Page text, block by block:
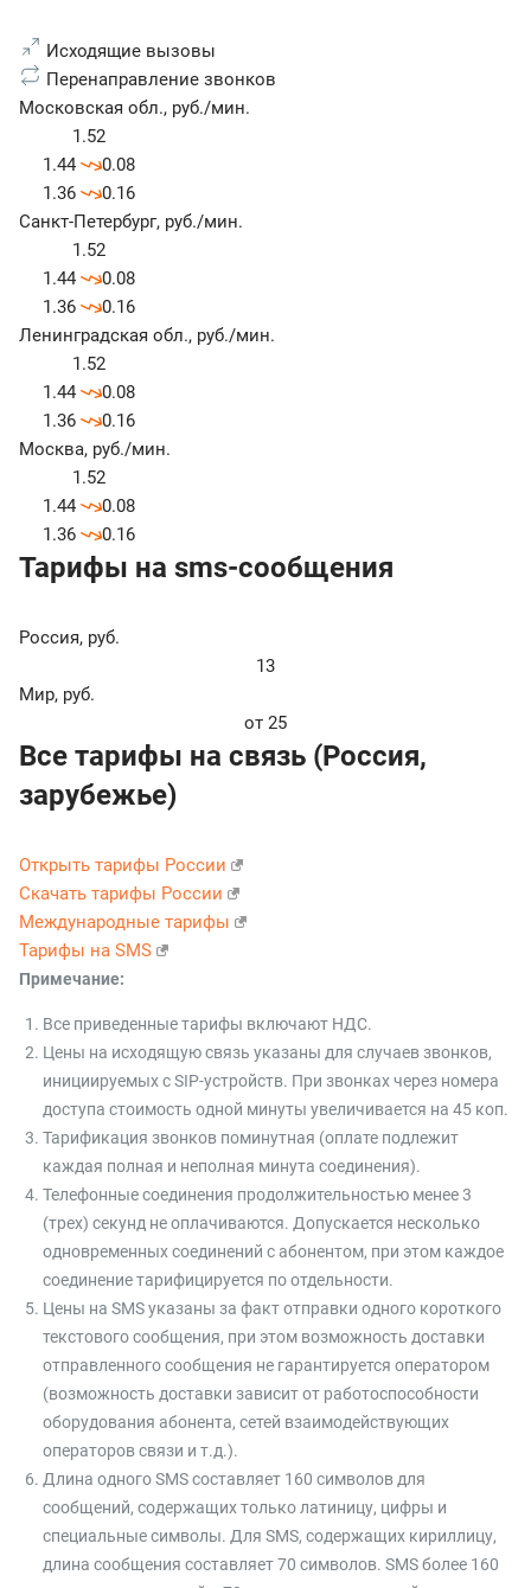
Исходящие вызовы
Перенаправление звонков
Московская обл., руб./мин.
1.52
1.44
0.08
1.36
0.16
Санкт-Петербург, руб./мин.
1.52
1.44
0.08
1.36
0.16
Ленинградская обл., руб./мин.
1.52
1.44
0.08
1.36
0.16
Москва, руб./мин.
1.52
1.44
0.08
1.36
0.16
Тарифы на sms-сообщения
Россия, руб.
13
Мир, руб.
от 25
Все тарифы на связь (Россия,
зарубежье)
Открыть тарифы России
Скачать тарифы России
Международные тарифы
Тарифы на SMS
Примечание:
Все приведенные тарифы включают НДС.
Цены на исходящую связь указаны для случаев звонков,
инициируемых с SIP-устройств. При звонках через номера
доступа стоимость одной минуты увеличивается на 45 коп.
Тарификация звонков поминутная (оплате подлежит
каждая полная и неполная минута соединения).
Телефонные соединения продолжительностью менее 3
(трех) секунд не оплачиваются. Допускается несколько
одновременных соединений с абонентом, при этом каждое
соединение тарифицируется по отдельности.
Цены на SMS указаны за факт отправки одного короткого
текстового сообщения, при этом возможность доставки
отправленного сообщения не гарантируется оператором
(возможность доставки зависит от работоспособности
оборудования абонента, сетей взаимодействующих
операторов связи и т.д.).
Длина одного SMS составляет 160 символов для
сообщений, содержащих только латиницу, цифры и
специальные символы. Для SMS, содержащих кириллицу,
длина сообщения составляет 70 символов. SMS более 160